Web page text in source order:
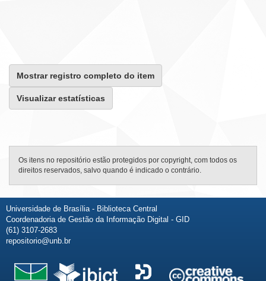
Mostrar registro completo do item
Visualizar estatísticas
Os itens no repositório estão protegidos por copyright, com todos os
direitos reservados, salvo quando é indicado o contrário.
Universidade de Brasília - Biblioteca Central
Coordenadoria de Gestão da Informação Digital - GID
(61) 3107-2683
repositorio@unb.br